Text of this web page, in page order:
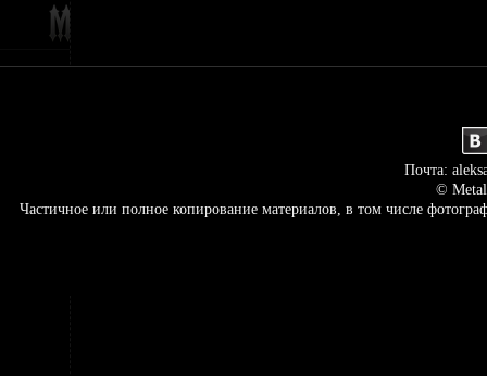
Почта:
©
Частичное или полное копирование материалов, в том числе